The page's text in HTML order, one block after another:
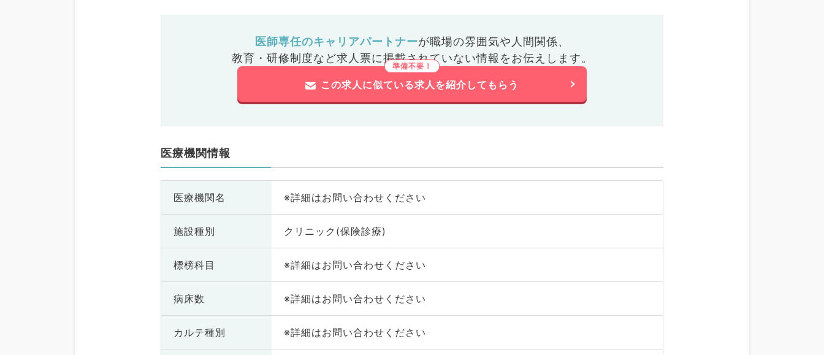
医師専任のキャリアパートナーが職場の雰囲気や人間関係、
教育・研修制度など求人票に掲載されていない情報をお伝えします。
この求人に似ている求人を紹介してもらう
医療機関情報
医療機関名 ※詳細はお問い合わせください
施設種別 クリニック(保険診療)
標榜科目 ※詳細はお問い合わせください
病床数 ※詳細はお問い合わせください
カルテ種別 ※詳細はお問い合わせください